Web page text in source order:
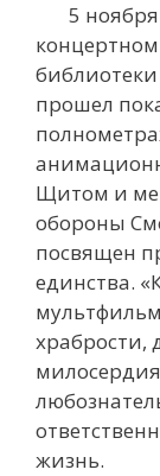
5 ноября
библиотеки
прошел
Щитом и
обороны
посвящен
единства.
храбрости,
жизнь.